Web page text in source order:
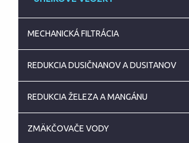
MECHANICKÁ FILTRÁCIA
REDUKCIA DUSIČNANOV A DUSITANOV
REDUKCIA ŽELEZA A MANGÁNU
ZMÄKČOVAČE VODY